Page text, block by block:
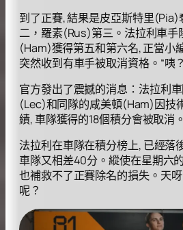
到了正賽, 結果是皮亞斯特里
二，羅素(Rus)第三。法拉利車
(Ham)獲得第五和第六名, 正當小
突然收到有車手被取消資格。“咦
官方發出了震撼的消息：法拉利
(Lec)和同隊的咸美頓(Ham)因技
績, 車隊獲得的18個積分會被取消
法拉利在車隊在積分榜上, 已經落
車隊又相差40分。縱使在星期六
也補救不了正賽除名的損失。天
呢？